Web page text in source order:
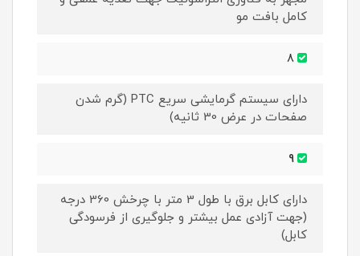
کامل بافت مو
دارای سیستم گرمایشی سریع PTC (گرم شدن
صفحات در عرض 30 ثانیه)
دارای کابل برق با طول 3 متر با چرخش 360 درجه
(جهت آزادی عمل بیشتر و جلوگیری از فرسودگی
کابل)